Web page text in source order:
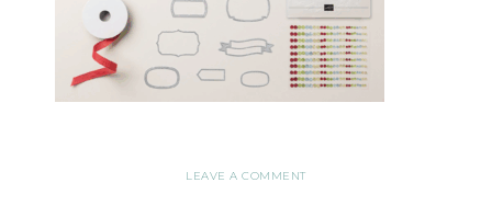
LEAVE A COMMENT